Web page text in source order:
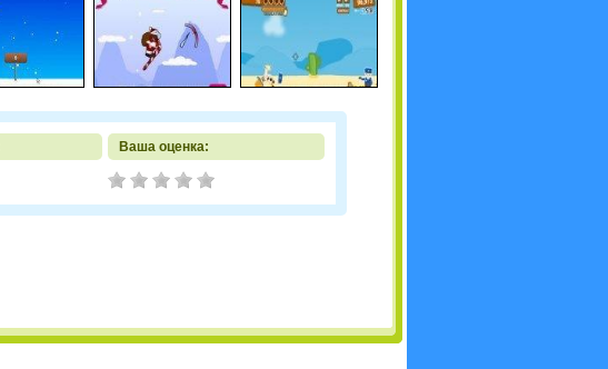
Ваша оценка: